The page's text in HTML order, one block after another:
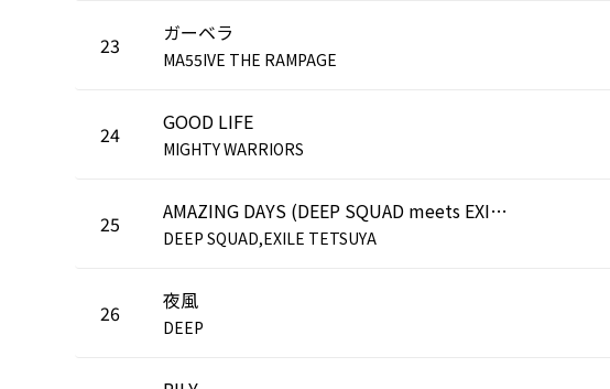
23 ガーベラ
MA55IVE THE RAMPAGE
24 GOOD LIFE
MIGHTY WARRIORS
25 AMAZING DAYS (DEEP SQUAD meets EXILE TETSUYA) (Main Less)
DEEP SQUAD,EXILE TETSUYA
26 夜風
DEEP